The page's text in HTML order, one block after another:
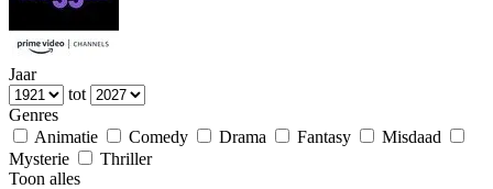
Jaar
tot
Genres
Animatie
Comedy Drama Fantasy
Misdaad
Mysterie
Thriller
Toon alles